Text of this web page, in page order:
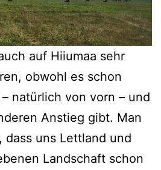
auf Hiiumaa sehr
obwohl es schon
natürlich von vorn – und
Anstieg gibt. Man
dass uns Lettland und
Landschaft schon